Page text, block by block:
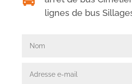
lignes de bus